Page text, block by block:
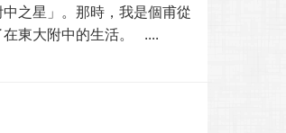
之星」。那時，我是個甫從
東大附中的生活。 ....